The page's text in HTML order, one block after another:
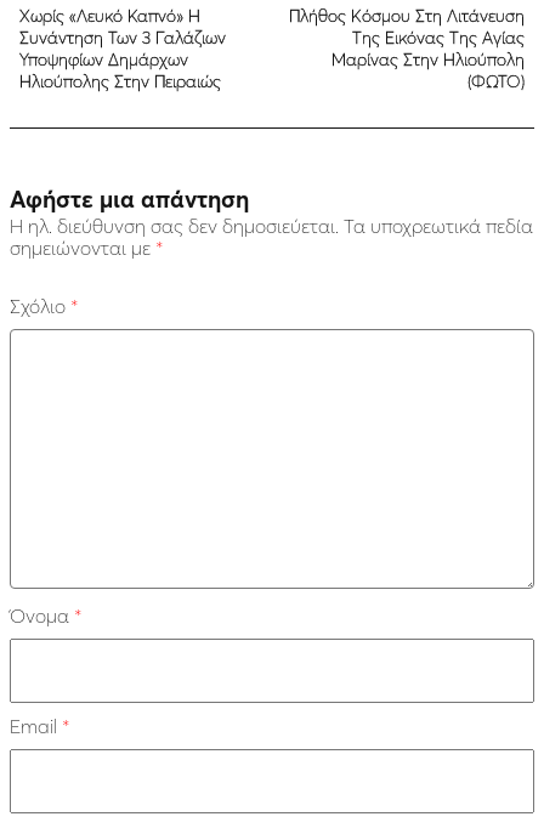
Χωρίς «Λευκό Καπνό» Η
Συνάντηση Των 3 Γαλάζιων
Υποψηφίων Δημάρχων
Ηλιούπολης Στην Πειραιώς
Πλήθος Κόσμου Στη Λιτάνευση
Της Εικόνας Της Αγίας
Μαρίνας Στην Ηλιούπολη
(ΦΩΤΟ)
Αφήστε μια απάντηση
Η ηλ. διεύθυνση σας δεν δημοσιεύεται. Τα υποχρεωτικά πεδία
σημειώνονται με *
Σχόλιο *
Όνομα *
Email *